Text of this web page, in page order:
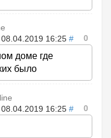
16:25 # 0
доме где
было
16:25 # 0